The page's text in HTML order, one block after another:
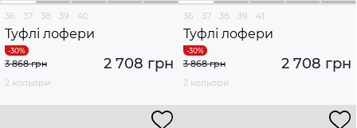
36 37 38 39 40
Туфлі лофери
2 708 грн
3 868 грн
2 кольори
36 37 38 39 41
Туфлі лофери
2 708 грн
3 868 грн
2 кольори